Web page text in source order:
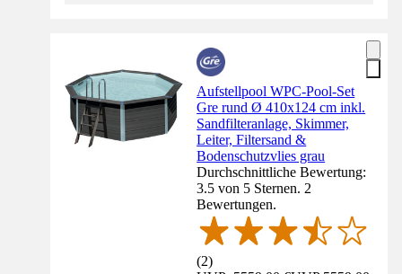
Aufstellpool WPC-Pool-Set
Gre rund Ø 410x124 cm inkl.
Sandfilteranlage, Skimmer,
Leiter, Filtersand &
Bodenschutzvlies grau
Durchschnittliche Bewertung:
3.5 von 5 Sternen. 2
Bewertungen.
(2)